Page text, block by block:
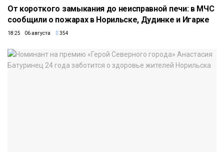
От короткого замыкания до неисправной печи: в МЧС
сообщили о пожарах в Норильске, Дудинке и Игарке
18:25 06 августа 354